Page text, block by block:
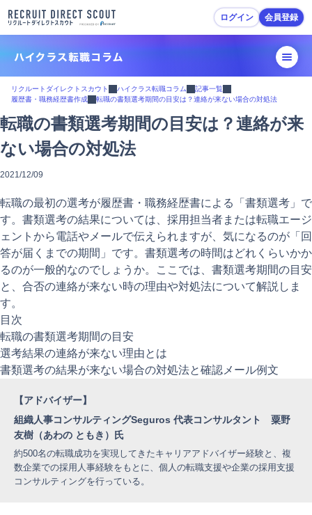
ログイン 会員登録
転職活動ガイド
転職準備
履歴書・職務経歴書作成
面接対策
内定・退職準備
転職活動Tips
動画ギャラリー
リクルートダイレクトスカウト ハイクラス転職コラム
記事一覧
履歴書・職務経歴書作成
転職の書類選考期間の目安は？連絡が来ない場合の対処法
転職の書類選考期間の目安は？連絡が来
ない場合の対処法
2021/12/09
転職の最初の選考が履歴書・職務経歴書による「書類選考」で
す。書類選考の結果については、採用担当者または転職エージ
ェントから電話やメールで伝えられますが、気になるのが「回
答が届くまでの期間」です。書類選考の時間はどれくらいかか
るのが一般的なのでしょうか。ここでは、書類選考期間の目安
と、合否の連絡が来ない時の理由や対処法について解説しま
す。
目次
転職の書類選考期間の目安
選考結果の連絡が来ない理由とは
書類選考の結果が来ない場合の対処法と確認メール例文
【アドバイザー】
組織人事コンサルティングSeguros 代表コンサルタント 粟野
友樹（あわの ともき）氏
約500名の転職成功を実現してきたキャリアアドバイザー経験と、複
数企業での採用人事経験をもとに、個人の転職支援や企業の採用支援
コンサルティングを行っている。